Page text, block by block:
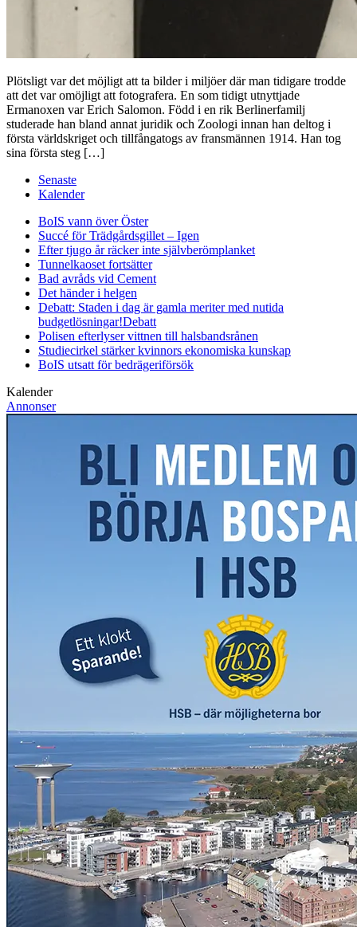
Plötsligt var det möjligt att ta bilder i miljöer där man tidigare trodde
att det var omöjligt att fotografera. En som tidigt utnyttjade
Ermanoxen var Erich Salomon. Född i en rik Berlinerfamilj
studerade han bland annat juridik och Zoologi innan han deltog i
första världskriget och tillfångatogs av fransmännen 1914. Han tog
sina första steg […]
Senaste
Kalender
BoIS vann över Öster
Succé för Trädgårdsgillet – Igen
Efter tjugo år räcker inte självberömplanket
Tunnelkaoset fortsätter
Bad avråds vid Cement
Det händer i helgen
Debatt: Staden i dag är gamla meriter med nutida
budgetlösningar!Debatt
Polisen efterlyser vittnen till halsbandsrånen
Studiecirkel stärker kvinnors ekonomiska kunskap
BoIS utsatt för bedrägeriförsök
Kalender
Annonser